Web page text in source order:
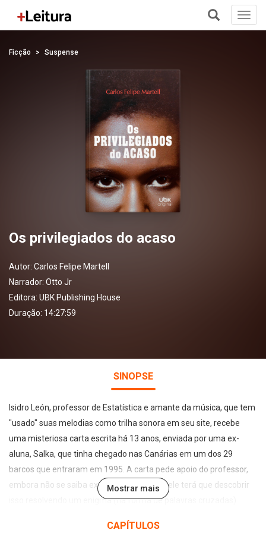
Ficção Suspense
Os privilegiados do acaso
Autor: Carlos Felipe Martell
Narrador: Otto Jr
Editora: UBK Publishing House
Duração: 14:27:59
SINOPSE
Isidro León, professor de Estatística e amante da música, que tem
"usado" suas melodias como trilha sonora em seu site, recebe
uma misteriosa carta escrita há 13 anos, enviada por uma ex-
aluna, Salka, que tinha chegado nas Canárias em um dos 29
barcos que entraram em 1995. A carta pede apoio do professor,
embora não se saiba exatamente o quê; e ele terá que descobrir
isso resolvendo um enigma (na forma de palavras cruzadas)
Mostrar mais
CAPÍTULOS